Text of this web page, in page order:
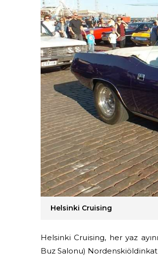
Helsinki Cruising
Helsinki Cruising, her yaz
Buz Salonu)